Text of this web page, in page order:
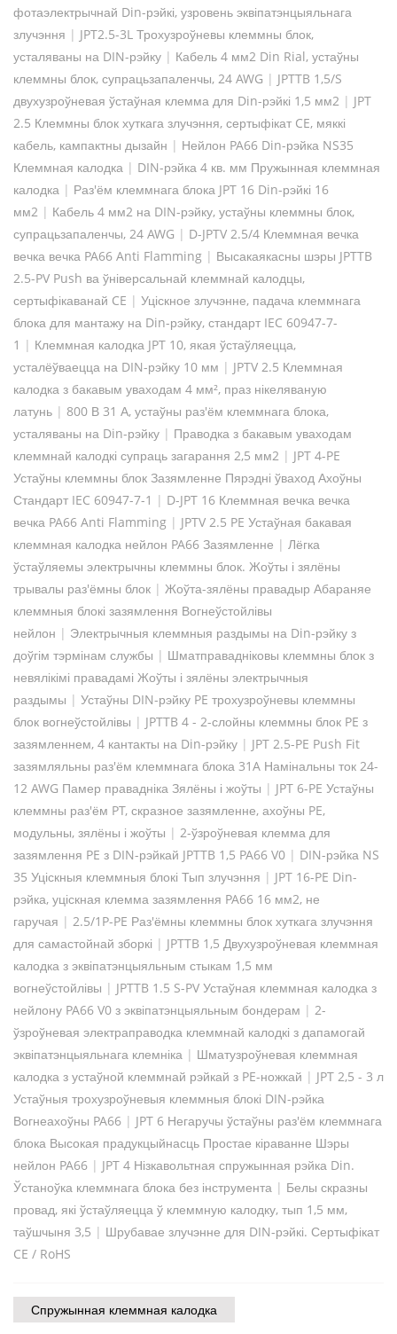
фотаэлектрычнай Din-рэйкі, узровень эквіпатэнцыяльнага
злучэння | JPT2.5-3L Трохузроўневы клеммны блок,
усталяваны на DIN-рэйку | Кабель 4 мм2 Din Rial, устаўны
клеммны блок, супрацьзапаленчы, 24 AWG | JPTTB 1,5/S
двухузроўневая ўстаўная клемма для Din-рэйкі 1,5 мм2 | JPT
2.5 Клеммны блок хуткага злучэння, сертыфікат CE, мяккі
кабель, кампактны дызайн | Нейлон PA66 Din-рэйка NS35
Клеммная калодка | DIN-рэйка 4 кв. мм Пружынная клеммная
калодка | Раз'ём клеммнага блока JPT 16 Din-рэйкі 16
мм2 | Кабель 4 мм2 на DIN-рэйку, устаўны клеммны блок,
супрацьзапаленчы, 24 AWG | D-JPTV 2.5/4 Клеммная вечка
вечка вечка PA66 Anti Flamming | Высакаякасны шэры JPTTB
2.5-PV Push ва ўніверсальнай клеммнай калодцы,
сертыфікаванай CE | Уціскное злучэнне, падача клеммнага
блока для мантажу на Din-рэйку, стандарт IEC 60947-7-
1 | Клеммная калодка JPT 10, якая ўстаўляецца,
усталёўваецца на DIN-рэйку 10 мм | JPTV 2.5 Клеммная
калодка з бакавым уваходам 4 мм², праз нікеляваную
латунь | 800 В 31 А, устаўны раз'ём клеммнага блока,
усталяваны на Din-рэйку | Праводка з бакавым уваходам
клеммнай калодкі супраць загарання 2,5 мм2 | JPT 4-PE
Устаўны клеммны блок Зазямленне Пярэдні ўваход Ахоўны
Стандарт IEC 60947-7-1 | D-JPT 16 Клеммная вечка вечка
вечка PA66 Anti Flamming | JPTV 2.5 PE Устаўная бакавая
клеммная калодка нейлон PA66 Зазямленне | Лёгка
ўстаўляемы электрычны клеммны блок. Жоўты і зялёны
трывалы раз'ёмны блок | Жоўта-зялёны правадыр Абараняе
клеммныя блокі зазямлення Вогнеўстойлівы
нейлон | Электрычныя клеммныя раздымы на Din-рэйку з
доўгім тэрмінам службы | Шматправадніковы клеммны блок з
невялікімі правадамі Жоўты і зялёны электрычныя
раздымы | Устаўны DIN-рэйку PE трохузроўневы клеммны
блок вогнеўстойлівы | JPTTB 4 - 2-слойны клеммны блок PE з
зазямленнем, 4 кантакты на Din-рэйку | JPT 2.5-PE Push Fit
зазямляльны раз'ём клеммнага блока 31A Намінальны ток 24-
12 AWG Памер правадніка Зялёны і жоўты | JPT 6-PE Устаўны
клеммны раз'ём PT, скразное зазямленне, ахоўны PE,
модульны, зялёны і жоўты | 2-ўзроўневая клемма для
зазямлення PE з DIN-рэйкай JPTTB 1,5 PA66 V0 | DIN-рэйка NS
35 Уціскныя клеммныя блокі Тып злучэння | JPT 16-PE Din-
рэйка, уціскная клемма зазямлення PA66 16 мм2, не
гаручая | 2.5/1P-PE Раз'ёмны клеммны блок хуткага злучэння
для самастойнай зборкі | JPTTB 1,5 Двухузроўневая клеммная
калодка з эквіпатэнцыяльным стыкам 1,5 мм
вогнеўстойлівы | JPTTB 1.5 S-PV Устаўная клеммная калодка з
нейлону PA66 V0 з эквіпатэнцыяльным бондерам | 2-
ўзроўневая электраправодка клеммнай калодкі з дапамогай
эквіпатэнцыяльнага клемніка | Шматузроўневая клеммная
калодка з устаўной клеммнай рэйкай з PE-ножкай | JPT 2,5 - 3 л
Устаўныя трохузроўневыя клеммныя блокі DIN-рэйка
Вогнеахоўны PA66 | JPT 6 Негаручы ўстаўны раз'ём клеммнага
блока Высокая прадукцыйнасць Простае кіраванне Шэры
нейлон PA66 | JPT 4 Нізкавольтная спружынная рэйка Din.
Ўстаноўка клеммнага блока без інструмента | Белы скразны
провад, які ўстаўляецца ў клеммную калодку, тып 1,5 мм,
таўшчыня 3,5 | Шрубавае злучэнне для DIN-рэйкі. Сертыфікат
CE / RoHS
Спружынная клеммная калодка